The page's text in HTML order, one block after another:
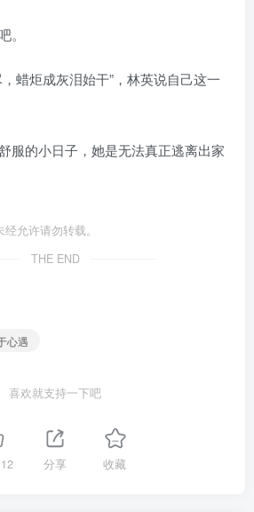
炬成灰泪始干”，林英说自己这一
的小日子，她是无法真正逃离出家
允许请勿转载。
THE END
心遇
喜欢就支持一下吧
12 分享 收藏